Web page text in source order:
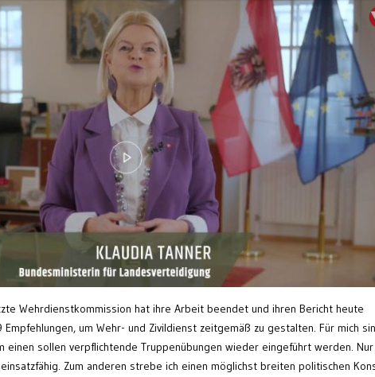
Wehrdienstkommission hat ihre Arbeit beendet und ihren Bericht heute
um Wehr- und Zivildienst zeitgemäß zu gestalten. Für mich
einen sollen verpflichtende Truppenübungen wieder eingeführt werden.
Zum anderen strebe ich einen möglichst breiten politischen